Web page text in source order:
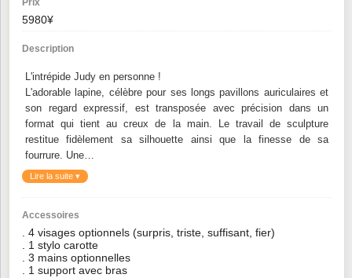
Prix
5980¥
Description
L'intrépide Judy en personne !
L'adorable lapine, célèbre pour ses longs pavillons auriculaires et
son regard expressif, est transposée avec précision dans un
format qui tient au creux de la main. Le travail de sculpture
restitue fidèlement sa silhouette ainsi que la finesse de sa
fourrure. Une…
Lire la suite ▾
Accessoires
. 4 visages optionnels (surpris, triste, suffisant, fier)
. 1 stylo carotte
. 3 mains optionnelles
. 1 support avec bras